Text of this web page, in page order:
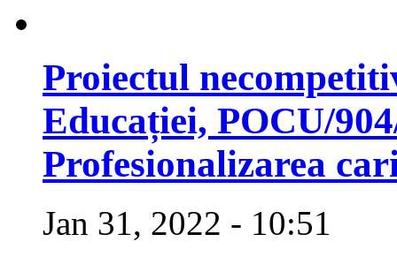
Proiectul
Educației, POCU/
Profesionalizarea
Jan 31, 2022 - 10:51